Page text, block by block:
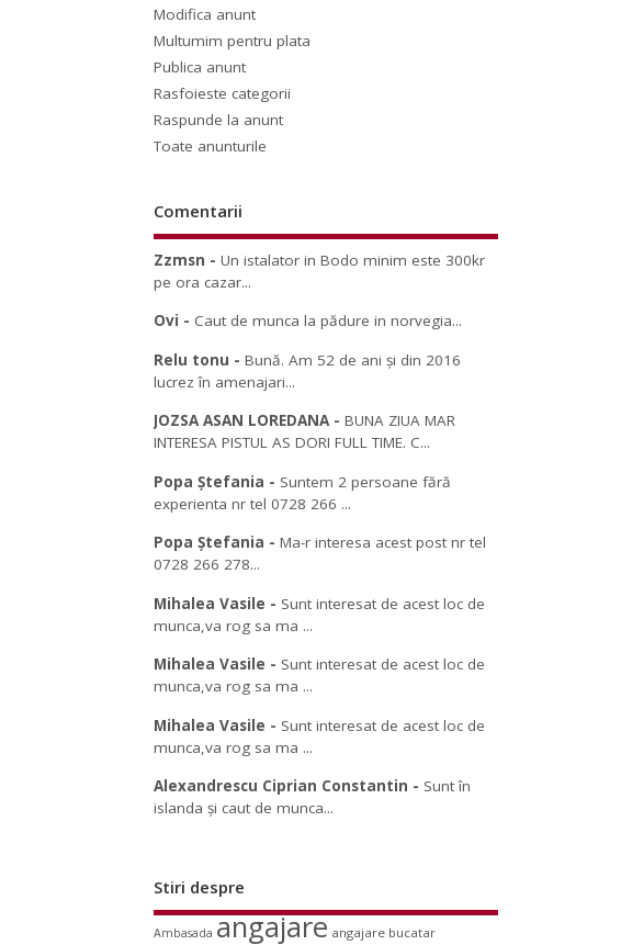
Modifica anunt
Multumim pentru plata
Publica anunt
Rasfoieste categorii
Raspunde la anunt
Toate anunturile
Comentarii
Zzmsn -Un istalator in Bodo minim este 300kr
pe ora cazar...
Ovi - Caut de munca la pădure in norvegia...
Relu tonu -Bună. Am 52 de ani și din 2016
lucrez în amenajari...
JOZSA ASAN LOREDANA-BUNA ZIUA MAR
INTERESA PISTUL AS DORI FULL TIME. C...
Popa Ștefania - Suntem 2 persoane fără
experienta nr tel 0728 266 ...
Popa Ștefania -Ma-r interesa acest post nr tel
0728 266 278...
Mihalea Vasile - Sunt interesat de acest loc de
munca,va rog sa ma ...
Mihalea Vasile - Sunt interesat de acest loc de
munca,va rog sa ma ...
Mihalea Vasile - Sunt interesat de acest loc de
munca,va rog sa ma ...
Alexandrescu Ciprian Constantin - Sunt în
islanda și caut de munca...
Stiri despre
Ambasada angajare angajare bucatar